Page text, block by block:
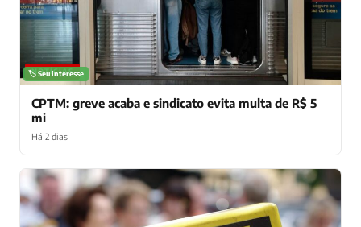
NOTÍCIAS
🏷️ Seu interesse
CPTM: greve acaba e sindicato evita multa de R$ 5
mi
Há 2 dias